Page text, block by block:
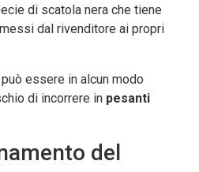
di scatola nera che tiene
dal rivenditore ai propri
essere in alcun modo
di incorrere in pesanti
del